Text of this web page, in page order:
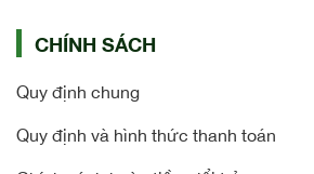
CHÍNH SÁCH
Quy định chung
Quy định và hình thức thanh toán